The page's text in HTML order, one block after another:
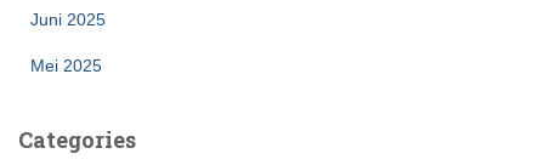
Juni 2025
Mei 2025
Categories